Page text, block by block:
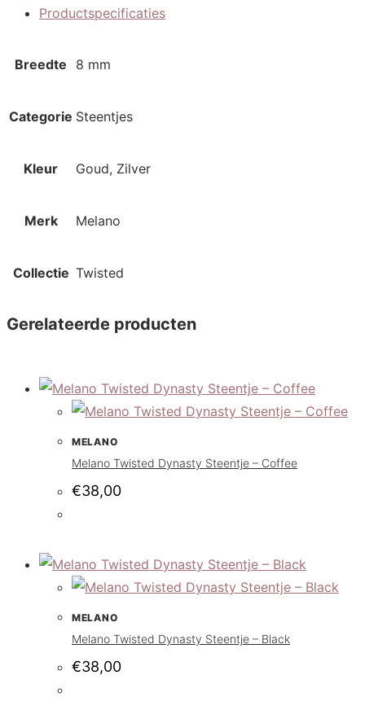
Productspecificaties
Breedte 8 mm
Categorie Steentjes
Kleur Goud, Zilver
Merk Melano
Collectie Twisted
Gerelateerde producten
MELANO
Melano Twisted Dynasty Steentje – Coffee
€38,00
MELANO
Melano Twisted Dynasty Steentje – Black
€38,00